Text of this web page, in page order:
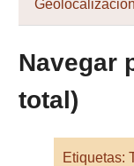
Geolocalización
Navegar
total)
Etiquetas: